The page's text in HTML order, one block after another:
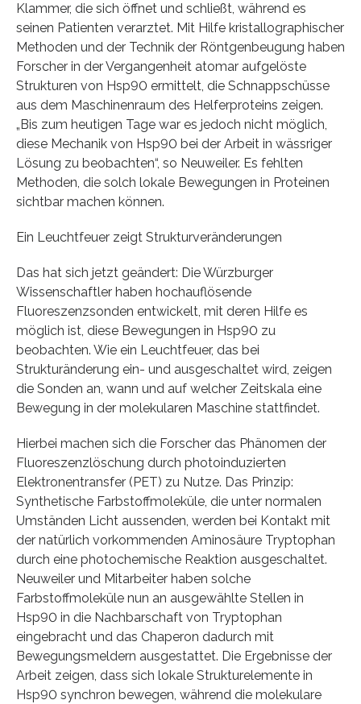
Klammer, die sich öffnet und schließt, während es
seinen Patienten verarztet. Mit Hilfe kristallographischer
Methoden und der Technik der Röntgenbeugung haben
Forscher in der Vergangenheit atomar aufgelöste
Strukturen von Hsp90 ermittelt, die Schnappschüsse
aus dem Maschinenraum des Helferproteins zeigen.
„Bis zum heutigen Tage war es jedoch nicht möglich,
diese Mechanik von Hsp90 bei der Arbeit in wässriger
Lösung zu beobachten“, so Neuweiler. Es fehlten
Methoden, die solch lokale Bewegungen in Proteinen
sichtbar machen können.
Ein Leuchtfeuer zeigt Strukturveränderungen
Das hat sich jetzt geändert: Die Würzburger
Wissenschaftler haben hochauflösende
Fluoreszenzsonden entwickelt, mit deren Hilfe es
möglich ist, diese Bewegungen in Hsp90 zu
beobachten. Wie ein Leuchtfeuer, das bei
Strukturänderung ein- und ausgeschaltet wird, zeigen
die Sonden an, wann und auf welcher Zeitskala eine
Bewegung in der molekularen Maschine stattfindet.
Hierbei machen sich die Forscher das Phänomen der
Fluoreszenzlöschung durch photoinduzierten
Elektronentransfer (PET) zu Nutze. Das Prinzip:
Synthetische Farbstoffmoleküle, die unter normalen
Umständen Licht aussenden, werden bei Kontakt mit
der natürlich vorkommenden Aminosäure Tryptophan
durch eine photochemische Reaktion ausgeschaltet.
Neuweiler und Mitarbeiter haben solche
Farbstoffmoleküle nun an ausgewählte Stellen in
Hsp90 in die Nachbarschaft von Tryptophan
eingebracht und das Chaperon dadurch mit
Bewegungsmeldern ausgestattet. Die Ergebnisse der
Arbeit zeigen, dass sich lokale Strukturelemente in
Hsp90 synchron bewegen, während die molekulare